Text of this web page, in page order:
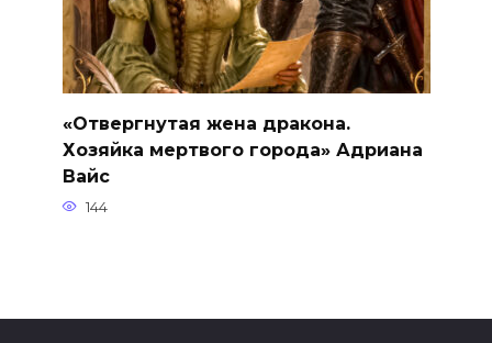
«Отвергнутая жена дракона.
Хозяйка мертвого города» Адриана
Вайс
144